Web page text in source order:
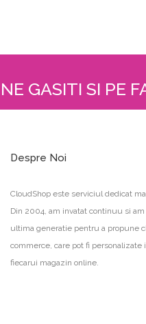
NE GASITI SI PE
Despre Noi
CloudShop este serviciul dedicat
Din 2004, am invatat continuu si
ultima generatie pentru a propune
commerce, care pot fi
fiecarui magazin online.